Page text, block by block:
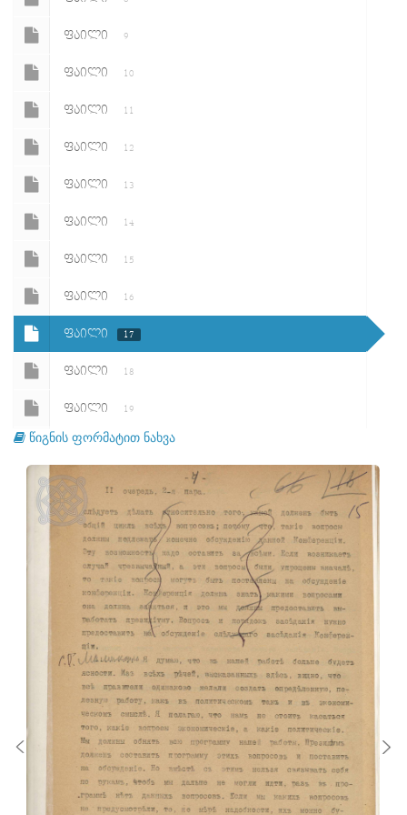
ᲤᲐᲘᲚᲘ 9
ᲤᲐᲘᲚᲘ 10
ᲤᲐᲘᲚᲘ 11
ᲤᲐᲘᲚᲘ 12
ᲤᲐᲘᲚᲘ 13
ᲤᲐᲘᲚᲘ 14
ᲤᲐᲘᲚᲘ 15
ᲤᲐᲘᲚᲘ 16
ᲤᲐᲘᲚᲘ 17
ᲤᲐᲘᲚᲘ 18
ᲤᲐᲘᲚᲘ 19
ᲤᲐᲘᲚᲘ 20
ᲤᲐᲘᲚᲘ
ᲤᲐᲘᲚᲘ
ᲤᲐᲘᲚᲘ 23
ᲤᲐᲘᲚᲘ 24
ᲤᲐᲘᲚᲘ 25
ᲤᲐᲘᲚᲘ 26
ᲤᲐᲘᲚᲘ
ᲤᲐᲘᲚᲘ 28
ᲤᲐᲘᲚᲘ 29
წიგნის ფორმატით ნახვა